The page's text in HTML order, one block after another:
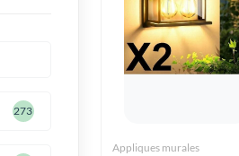
Appliques murales
273